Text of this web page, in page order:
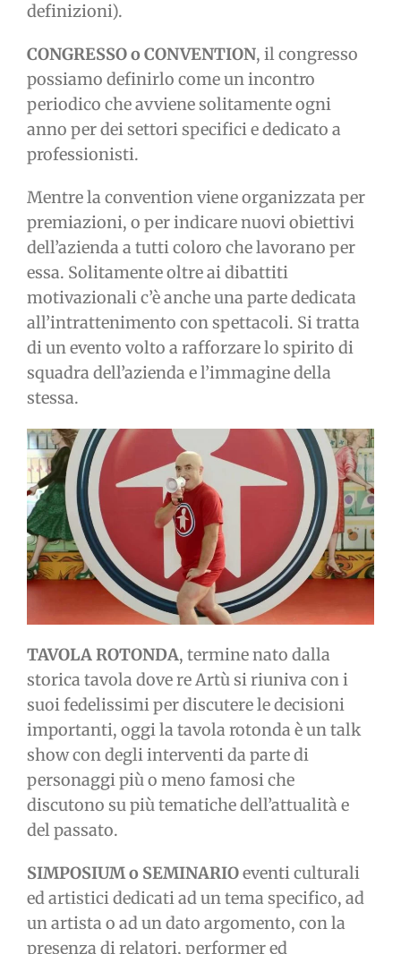
definizioni).
CONGRESSO o CONVENTION, il congresso
possiamo definirlo come un incontro
periodico che avviene solitamente ogni
anno per dei settori specifici e dedicato a
professionisti.
Mentre la convention viene organizzata per
premiazioni, o per indicare nuovi obiettivi
dell’azienda a tutti coloro che lavorano per
essa. Solitamente oltre ai dibattiti
motivazionali c’è anche una parte dedicata
all’intrattenimento con spettacoli. Si tratta
di un evento volto a rafforzare lo spirito di
squadra dell’azienda e l’immagine della
stessa.
TAVOLA ROTONDA, termine nato dalla
storica tavola dove re Artù si riuniva con i
suoi fedelissimi per discutere le decisioni
importanti, oggi la tavola rotonda è un talk
show con degli interventi da parte di
personaggi più o meno famosi che
discutono su più tematiche dell’attualità e
del passato.
SIMPOSIUM o SEMINARIOeventi culturali
ed artistici dedicati ad un tema specifico, ad
un artista o ad un dato argomento, con la
presenza di relatori, performer ed